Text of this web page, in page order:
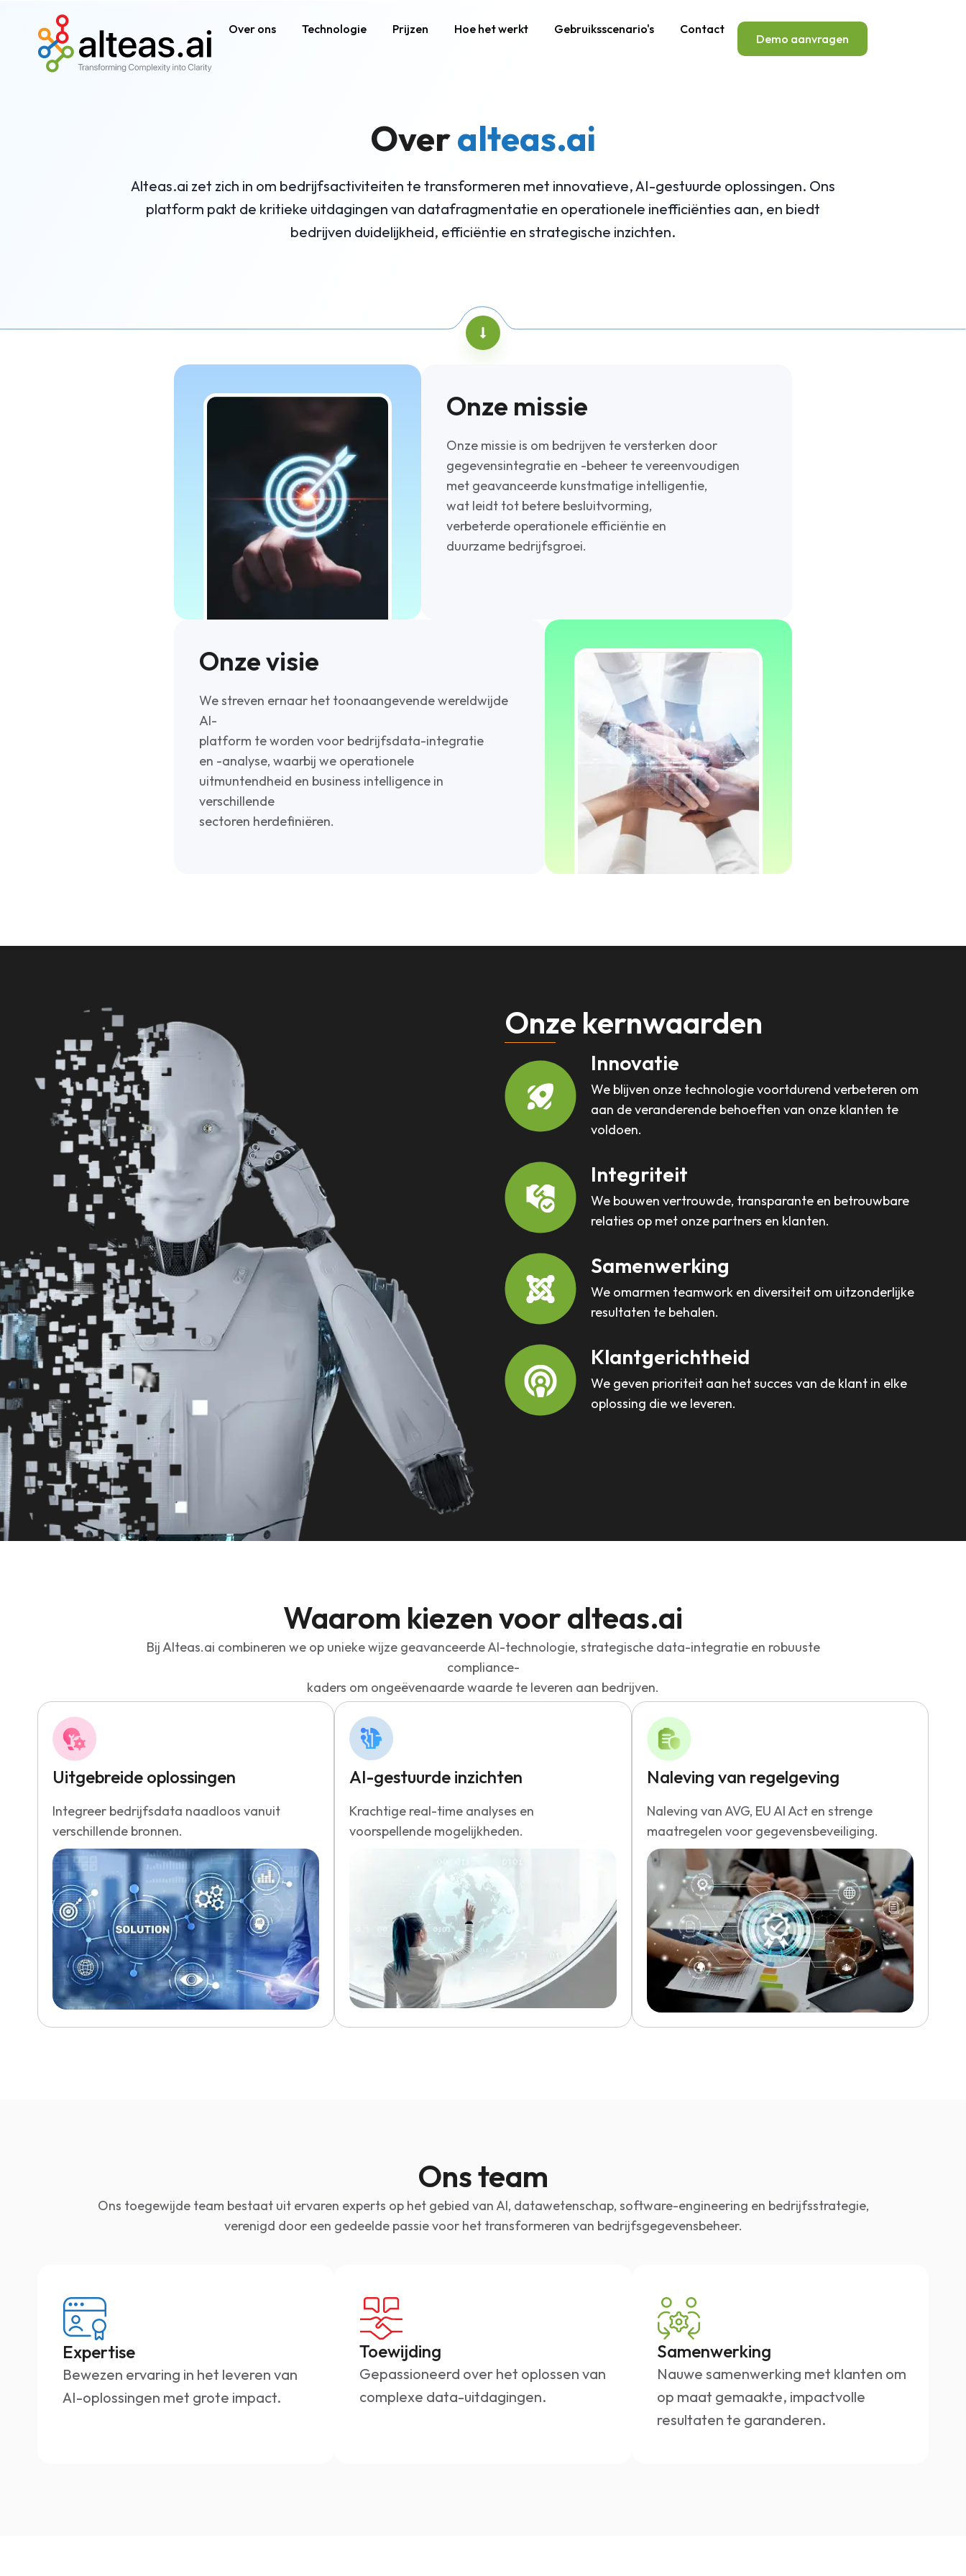
Over ons Technologie Prijzen Hoe het werkt Gebruiksscenario's Contact
Demo aanvragen
Overalteas.ai
Alteas.ai zet zich in om bedrijfsactiviteiten te transformeren met innovatieve, AI-gestuurde oplossingen. Ons
platform pakt de kritieke uitdagingen van datafragmentatie en operationele inefficiënties aan, en biedt
bedrijven duidelijkheid, efficiëntie en strategische inzichten.
Onze missie
Onze missie is om bedrijven te versterken door
gegevensintegratie en -beheer te vereenvoudigen
met geavanceerde kunstmatige intelligentie,
wat leidt tot betere besluitvorming,
verbeterde operationele efficiëntie en
duurzame bedrijfsgroei.
Onze visie
We streven ernaar het toonaangevende wereldwijde
AI-
platform te worden voor bedrijfsdata-integratie
en -analyse, waarbij we operationele
uitmuntendheid en business intelligence in
verschillende
sectoren herdefiniëren.
Onze kernwaarden
Innovatie
We blijven onze technologie voortdurend verbeteren om
aan de veranderende behoeften van onze klanten te
voldoen.
Integriteit
We bouwen vertrouwde, transparante en betrouwbare
relaties op met onze partners en klanten.
Samenwerking
We omarmen teamwork en diversiteit om uitzonderlijke
resultaten te behalen.
Klantgerichtheid
We geven prioriteit aan het succes van de klant in elke
oplossing die we leveren.
Waarom kiezen voor alteas.ai
Bij Alteas.ai combineren we op unieke wijze geavanceerde AI-technologie, strategische data-integratie en robuuste
compliance-
kaders om ongeëvenaarde waarde te leveren aan bedrijven.
Uitgebreide oplossingen
Integreer bedrijfsdata naadloos vanuit
verschillende bronnen.
AI-gestuurde inzichten
Krachtige real-time analyses en
voorspellende mogelijkheden.
Naleving van regelgeving
Naleving van AVG, EU AI Act en strenge
maatregelen voor gegevensbeveiliging.
Ons team
Ons toegewijde team bestaat uit ervaren experts op het gebied van AI, datawetenschap, software-engineering en bedrijfsstrategie,
verenigd door een gedeelde passie voor het transformeren van bedrijfsgegevensbeheer.
Expertise
Bewezen ervaring in het leveren van
AI-oplossingen met grote impact.
Toewijding
Gepassioneerd over het oplossen van
complexe data-uitdagingen.
Samenwerking
Nauwe samenwerking met klanten om
op maat gemaakte, impactvolle
resultaten te garanderen.